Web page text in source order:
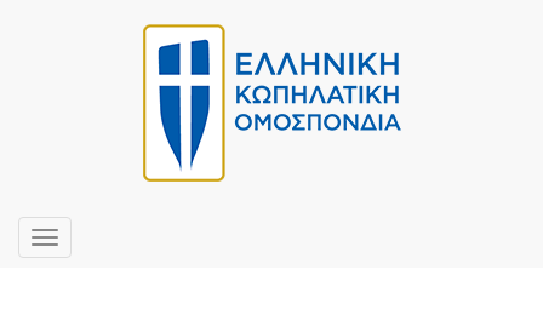
Toggle
navigation